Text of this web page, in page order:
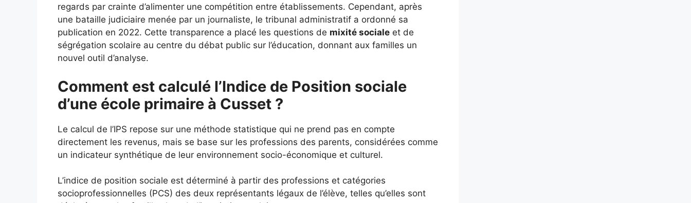
regards par crainte d’alimenter une compétition entre établissements. Cependant, après
une bataille judiciaire menée par un journaliste, le tribunal administratif a ordonné sa
publication en 2022. Cette transparence a placé les questions de mixité sociale et de
ségrégation scolaire au centre du débat public sur l’éducation, donnant aux familles un
nouvel outil d’analyse.
Comment est calculé l’Indice de Position sociale
d’une école primaire à Cusset ?
Le calcul de l’IPS repose sur une méthode statistique qui ne prend pas en compte
directement les revenus, mais se base sur les professions des parents, considérées comme
un indicateur synthétique de leur environnement socio-économique et culturel.
L’indice de position sociale est déterminé à partir des professions et catégories
socioprofessionnelles (PCS) des deux représentants légaux de l’élève, telles qu’elles sont